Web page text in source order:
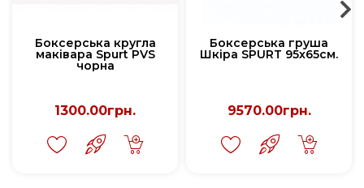
Боксерська кругла
маківара Spurt PVS
чорна
1300.00грн.
Боксерська груша
Шкіра SPURT 95х65см.
9570.00грн.